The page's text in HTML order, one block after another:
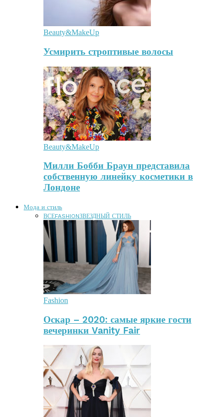
Beauty&MakeUp
Усмирить строптивые волосы
Beauty&MakeUp
Милли Бобби Браун представила
собственную линейку косметики в
Лондоне
Мода и стиль
ВСЕFASHIONЗВЕЗДНЫЙ СТИЛЬ
Fashion
Оскар – 2020: самые яркие гости
вечеринки Vanity Fair